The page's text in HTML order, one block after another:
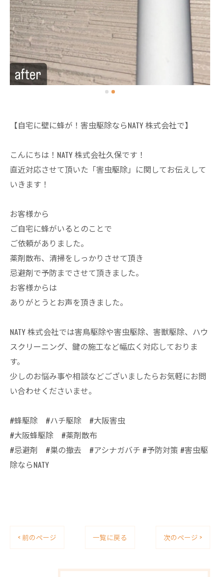
【自宅に壁に蜂が！害虫駆除ならNATY 株式会社で】
こんにちは！NATY 株式会社久保です！
直近対応させて頂いた「害虫駆除」に関してお伝えして
いきます！
お客様から
ご自宅に蜂がいるとのことで
ご依頼がありました。
薬剤散布、清掃をしっかりさせて頂き
忌避剤で予防までさせて頂きました。
お客様からは
ありがとうとお声を頂きました。
NATY 株式会社では害鳥駆除や害虫駆除、害獣駆除、ハウ
スクリーニング、鍵の施工など幅広く対応しておりま
す。
少しのお悩み事や相談などございましたらお気軽にお問
い合わせくださいませ。
#蜂駆除 #ハチ駆除 #大阪害虫
#大阪蜂駆除 #薬剤散布
#忌避剤 #巣の撤去 #アシナガバチ #予防対策 #害虫駆
除ならNATY
< 前のページ 一覧に戻る 次のページ >